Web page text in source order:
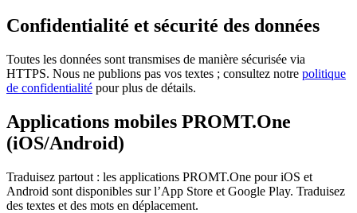
Confidentialité et sécurité des données
Toutes les données sont transmises de manière sécurisée via
HTTPS. Nous ne publions pas vos textes ; consultez notre politique
de confidentialité pour plus de détails.
Applications mobiles PROMT.One
(iOS/Android)
Traduisez partout : les applications PROMT.One pour iOS et
Android sont disponibles sur l’App Store et Google Play. Traduisez
des textes et des mots en déplacement.